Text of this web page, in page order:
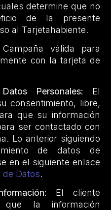
determine que no
de la presente
al Tarjetahabiente.
Campaña válida para
con la tarjeta de
Personales: El
consentimiento, libre,
que su información
ser contactado con
Lo anterior siguiendo
de datos de
en el siguiente enlace
de Datos.
El cliente
la información